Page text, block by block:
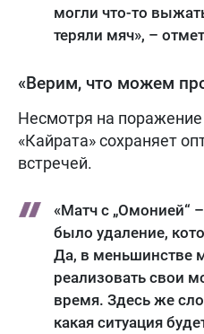
могли что-то
теряли мяч», –
«Верим, что можем
Несмотря на
«Кайрата» сохраняет
встречей.
«Матч с „Омонией“
было удаление,
Да, в меньшинстве
реализовать свои
время. Здесь же
какая ситуация